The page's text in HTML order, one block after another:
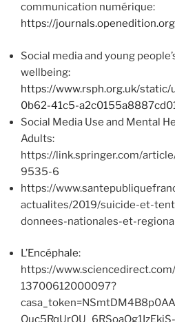
communication numérique:
https://
Social media and young
wellbeing:
https://www.rsph.org.uk/static/
0b62-41c5-
Social Media Use and Mental
Adults:
https://link.springer.com/
9535-6
https://
actualites/2019/suicide-et-
donnees-nationales-et-
L’Encéphale:
https://
13700612000097?
Quc5RqUrOU_6RSoaQg1IzEkjS-